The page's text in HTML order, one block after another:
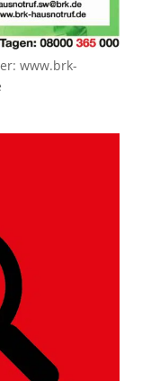
www.brk-